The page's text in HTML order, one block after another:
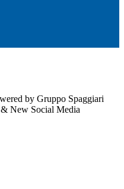
by Gruppo Spaggiari
New Social Media